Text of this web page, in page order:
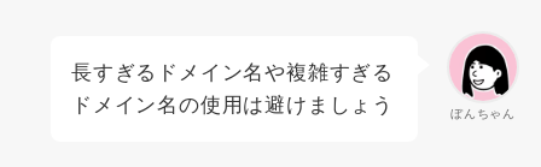
ぼんちゃん
長すぎるドメイン名や複雑すぎる
ドメイン名の使用は避けましょう